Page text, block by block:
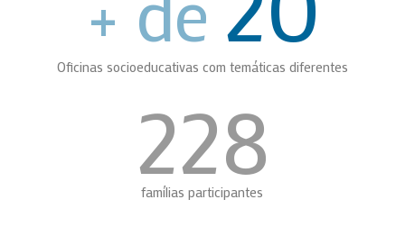
Oficinas socioeducativas com temáticas diferentes
228
famílias participantes